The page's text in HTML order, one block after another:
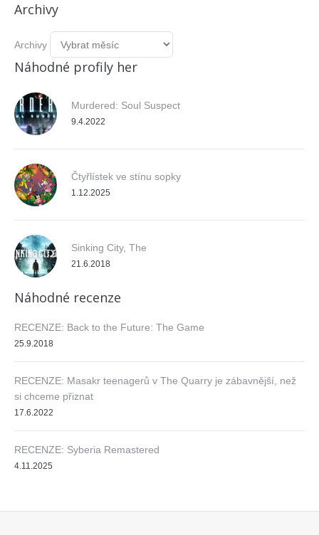
Archivy
Archivy
Náhodné profily her
Murdered: Soul Suspect
9.4.2022
Čtyřlístek ve stínu sopky
1.12.2025
Sinking City, The
21.6.2018
Náhodné recenze
RECENZE: Back to the Future: The Game
25.9.2018
RECENZE: Masakr teenagerů v The Quarry je zábavnější, než
si chceme přiznat
17.6.2022
RECENZE: Syberia Remastered
4.11.2025